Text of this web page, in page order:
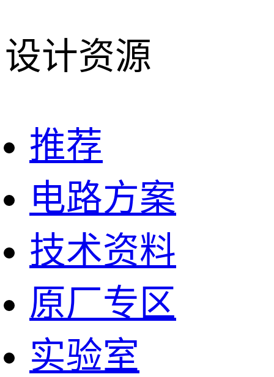
设计资源
推荐
电路方案
技术资料
原厂专区
实验室